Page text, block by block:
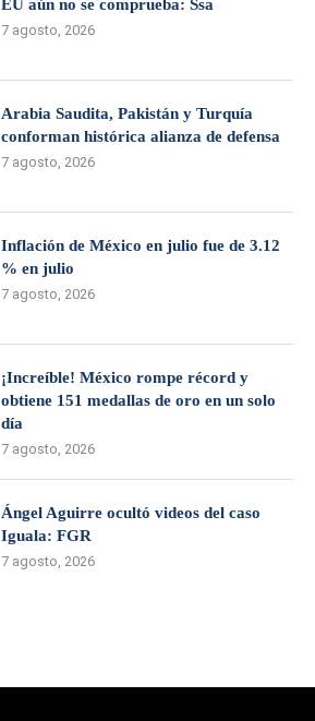
EU aún no se comprueba: Ssa
7 agosto, 2026
Arabia Saudita, Pakistán y Turquía
conforman histórica alianza de defensa
7 agosto, 2026
Inflación de México en julio fue de 3.12
% en julio
7 agosto, 2026
¡Increíble! México rompe récord y
obtiene 151 medallas de oro en un solo
día
7 agosto, 2026
Ángel Aguirre ocultó videos del caso
Iguala: FGR
7 agosto, 2026